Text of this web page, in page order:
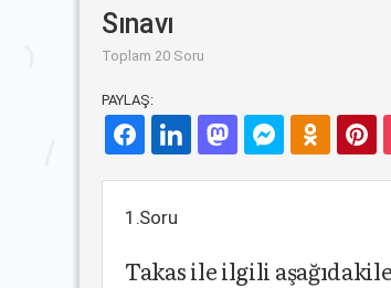
Sınavı
Toplam 20 Soru
PAYLAŞ:
1.Soru
Takas ile ilgili